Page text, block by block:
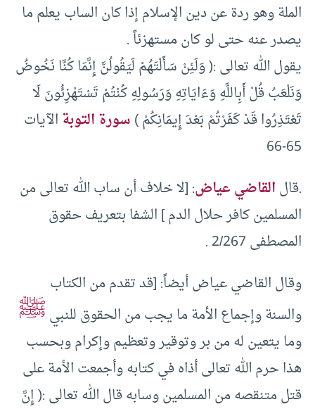
الملة وهو ردة عن دين الإسلام إذا كان الساب يعلم ما
يصدر عنه حتى لو كان مستهزئاً .
يقول الله تعالى :( وَلَئِنْ سَأَلْتَهُمْ لَيَقُولُنَّ إِنَّمَا كُنَّا نَخُوضُ
وَنَلْعَبُ قُلْ أَبِاللَّهِ وَءَايَاتِهِ وَرَسُولِهِ كُنْتُمْ تَسْتَهْزِئُونَ لَا
تَعْتَذِرُوا قَدْ كَفَرْتُمْ بَعْدَ إِيمَانِكُمْ )سورة التوبةالآيات
65-66
.قالالقاضي عياض: [لا خلاف أن ساب الله تعالى من
المسلمين كافر حلال الدم ] الشفا بتعريف حقوق
المصطفى 2/267 .
وقال القاضي عياض أيضاً: [قد تقدم من الكتاب
والسنة وإجماع الأمة ما يجب من الحقوق للنبيﷺ
وما يتعين له من بر وتوقير وتعظيم وإكرام وبحسب
هذا حرم الله تعالى أذاه في كتابه وأجمعت الأمة على
قتل متنقصه من المسلمين وسابه قال الله تعالى :( إِنَّ